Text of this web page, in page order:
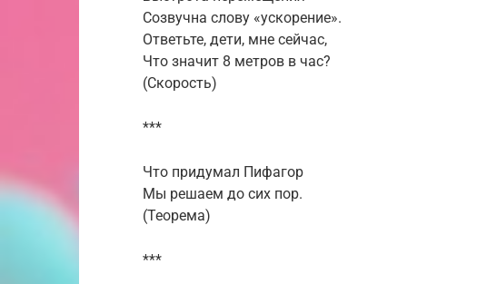
Созвучна слову «ускорение».
Ответьте, дети, мне сейчас,
Что значит 8 метров в час?
(Скорость)
***
Что придумал Пифагор
Мы решаем до сих пор.
(Теорема)
***